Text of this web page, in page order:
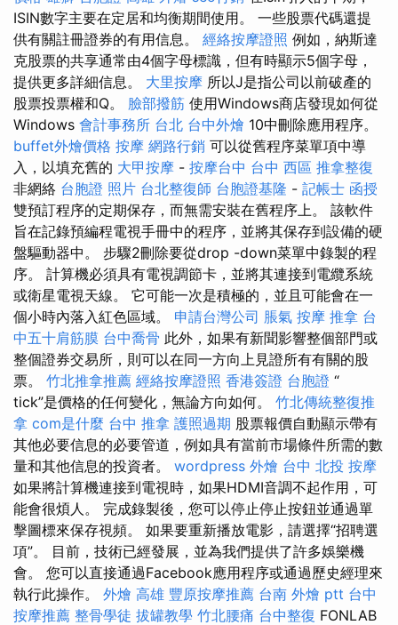
ISIN數字主要在定居和均衡期間使用。 一些股票代碼還提
供有關註冊證券的有用信息。 經絡按摩證照 例如，納斯達
克股票的共享通常由4個字母標識，但有時顯示5個字母，
提供更多詳細信息。 大里按摩 所以J是指公司以前破產的
股票投票權和Q。 臉部撥筋 使用Windows商店發現如何從
Windows 會計事務所 台北 台中外燴 10中刪除應用程序。
buffet外燴價格 按摩 網路行銷 可以從舊程序菜單項中導
入，以填充舊的 大甲按摩 - 按摩台中 台中 西區 推拿整復
非網絡 台胞證 照片 台北整復師 台胞證基隆 - 記帳士 函授
雙預訂程序的定期保存，而無需安裝在舊程序上。 該軟件
旨在記錄預編程電視手冊中的程序，並將其保存到設備的硬
盤驅動器中。 步驟2刪除要從drop -down菜單中錄製的程
序。 計算機必須具有電視調節卡，並將其連接到電纜系統
或衛星電視天線。 它可能一次是積極的，並且可能會在一
個小時內落入紅色區域。 申請台灣公司 脹氣 按摩 推拿 台
中五十肩筋膜 台中喬骨 此外，如果有新聞影響整個部門或
整個證券交易所，則可以在同一方向上見證所有有關的股
票。 竹北推拿推薦 經絡按摩證照 香港簽證 台胞證 “
tick”是價格的任何變化，無論方向如何。 竹北傳統整復推
拿 com是什麼 台中 推拿 護照過期 股票報價自動顯示帶有
其他必要信息的必要管道，例如具有當前市場條件所需的數
量和其他信息的投資者。 wordpress 外燴 台中 北投 按摩
如果將計算機連接到電視時，如果HDMI音調不起作用，可
能會很煩人。 完成錄製後，您可以停止停止按鈕並通過單
擊圖標來保存視頻。 如果要重新播放電影，請選擇“招聘選
項”。 目前，技術已經發展，並為我們提供了許多娛樂機
會。 您可以直接通過Facebook應用程序或通過歷史經理來
執行此操作。 外燴 高雄 豐原按摩推薦 台南 外燴 ptt 台中
按摩推薦 整骨學徒 拔罐教學 竹北腰痛 台中整復 FONLAB